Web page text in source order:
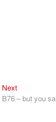
NextNext
post:
B76 – but you